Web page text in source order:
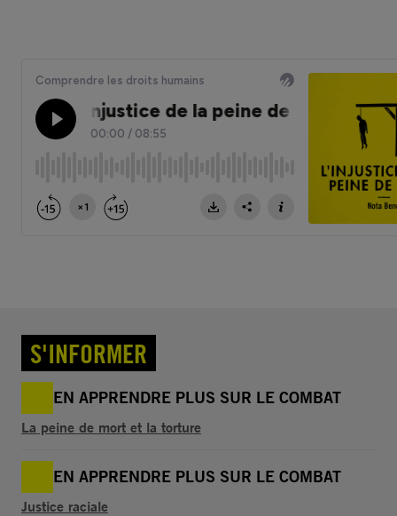
S'INFORMER
EN APPRENDRE PLUS SUR LE COMBAT
La peine de mort et la torture
EN APPRENDRE PLUS SUR LE COMBAT
Justice raciale